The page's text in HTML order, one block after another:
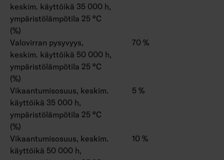
keskim. käyttöikä 35 000 h,
ympäristölämpötila 25 °C
(%)
Valovirran pysyvyys,
keskim. käyttöikä 50 000 h,
ympäristölämpötila 25 °C
(%)
70 %
Vikaantumisosuus, keskim.
käyttöikä 35 000 h,
ympäristölämpötila 25 °C
(%)
5 %
Vikaantumisosuus, keskim.
käyttöikä 50 000 h,
10 %